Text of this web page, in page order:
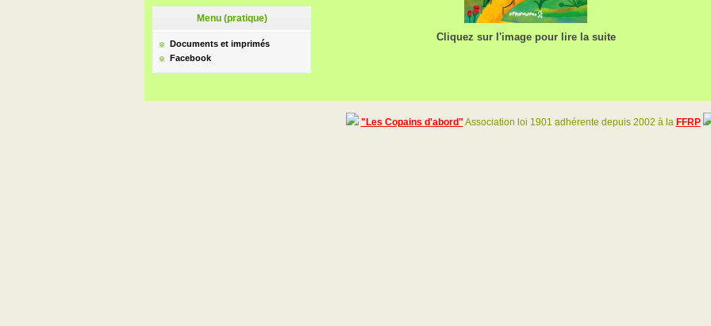
Menu (pratique)
Documents et imprimés
Facebook
Cliquez sur l'image pour lire la suite
"Les Copains d'abord" Association loi 1901 adhérente depuis 2002 à la FFRP